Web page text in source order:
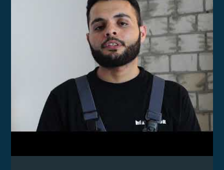
Das Video wird von YouTube eingebettet.
Datenschutzerklärungenvon Google.